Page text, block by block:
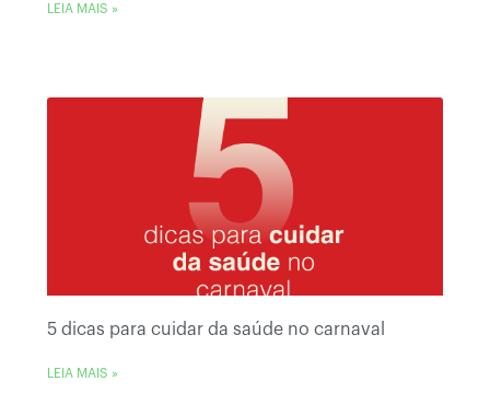
LEIA MAIS »
5 dicas para cuidar da saúde no carnaval
LEIA MAIS »